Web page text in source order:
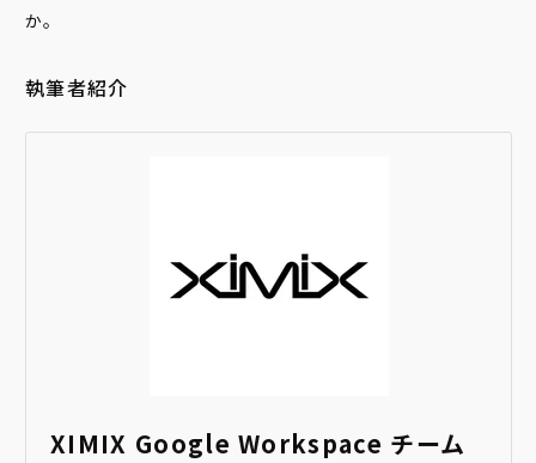
か。
執筆者紹介
XIMIX Google Workspace チーム